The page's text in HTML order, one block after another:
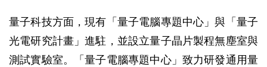
量子科技方面，現有「量子電腦專題中心」與「量子
光電研究計畫」進駐，並設立量子晶片製程無塵室與
測試實驗室。「量子電腦專題中心」致力研發通用量